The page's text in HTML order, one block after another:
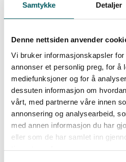
Samtykke Detaljer
Denne nettsiden anvender
Vi bruker informasjonskapsler for
annonser et personlig preg, for å
mediefunksjoner og for å
dessuten informasjon om
vårt, med partnerne våre innen
annonsering og analysearbeid,
med annen informasjon du har
eller som de har samlet inn
Få de siste
Hold deg oppdatert med
og innsiktene for moderne
på vårt nyhetsbrev og få
inspirasjon som styrker
leder.